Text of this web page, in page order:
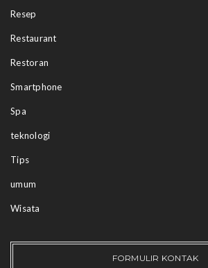
Resep
Restaurant
Restoran
Smartphone
Spa
teknologi
Tips
umum
Wisata
FORMULIR KONTAK